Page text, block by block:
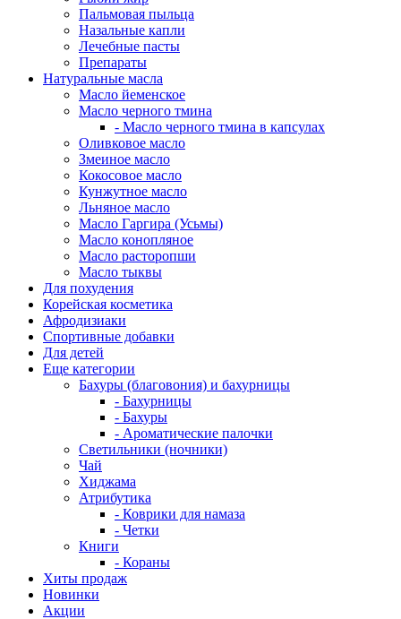
Пальмовая пыльца
Назальные капли
Лечебные пасты
Препараты
Натуральные масла
Масло йеменское
Масло черного тмина
- Масло черного тмина в капсулах
Оливковое масло
Змеиное масло
Кокосовое масло
Кунжутное масло
Льняное масло
Масло Гаргира (Усьмы)
Масло конопляное
Масло расторопши
Масло тыквы
Для похудения
Корейская косметика
Афродизиаки
Спортивные добавки
Для детей
Еще категории
Бахуры (благовония) и бахурницы
- Бахурницы
- Бахуры
- Ароматические палочки
Светильники (ночники)
Чай
Хиджама
Атрибутика
- Коврики для намаза
- Четки
Книги
- Кораны
Хиты продаж
Новинки
Акции